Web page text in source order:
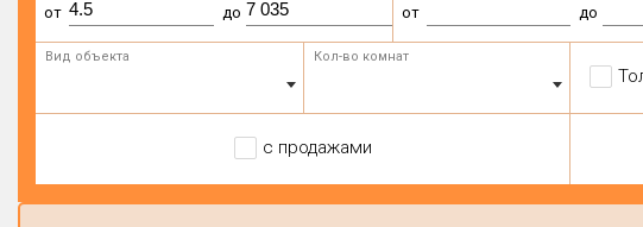
от до от до
Вид объекта Кол-во комнат
с продажами